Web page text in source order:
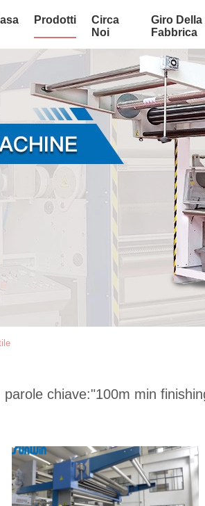
Prodotti
Circa
Noi
Giro Della
Fabbrica
parole chiave:"100m min